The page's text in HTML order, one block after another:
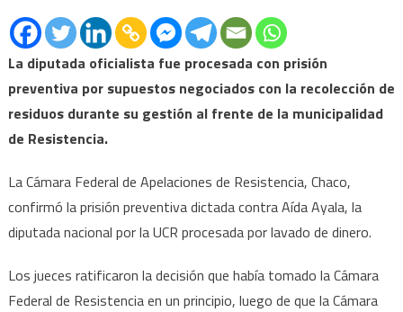
La diputada oficialista fue procesada con prisión
preventiva por supuestos negociados con la recolección de
residuos durante su gestión al frente de la municipalidad
de Resistencia.
La Cámara Federal de Apelaciones de Resistencia, Chaco,
confirmó la prisión preventiva dictada contra Aída Ayala, la
diputada nacional por la UCR procesada por lavado de dinero.
Los jueces ratificaron la decisión que había tomado la Cámara
Federal de Resistencia en un principio, luego de que la Cámara